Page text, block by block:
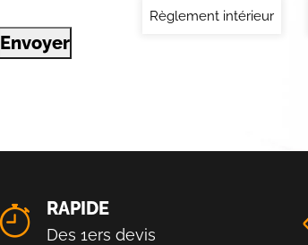
Envoyer
Règlement intérieur
RAPIDE
Des 1ers devis